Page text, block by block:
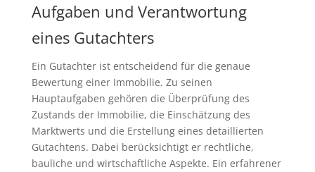
Aufgaben und Verantwortung
eines Gutachters
Ein Gutachter ist entscheidend für die genaue
Bewertung einer Immobilie. Zu seinen
Hauptaufgaben gehören die Überprüfung des
Zustands der Immobilie, die Einschätzung des
Marktwerts und die Erstellung eines detaillierten
Gutachtens. Dabei berücksichtigt er rechtliche,
bauliche und wirtschaftliche Aspekte. Ein erfahrener